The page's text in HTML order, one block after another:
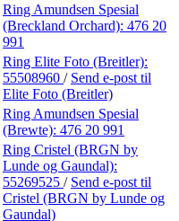
Ring Amundsen Spesial
(Breckland Orchard): 476 20
991
Ring Elite Foto (Breitler):
55508960 / Send e-post til
Elite Foto (Breitler)
Ring Amundsen Spesial
(Brewte): 476 20 991
Ring Cristel (BRGN by
Lunde og Gaundal):
55269525 / Send e-post til
Cristel (BRGN by Lunde og
Gaundal)